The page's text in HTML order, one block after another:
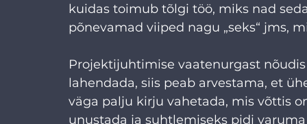
kuidas toimub tõlgi töö, miks nad
põnevamad viiped nagu „seks“ jms,
Projektijuhtimise vaatenurgast
lahendada, siis peab arvestama, et
väga palju kirju vahetada, mis võttis
unustada ja suhtlemiseks pidi varuma